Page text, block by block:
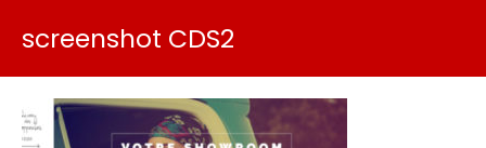
screenshot CDS2